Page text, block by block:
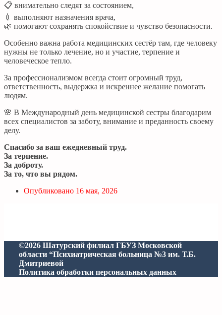
📋 внимательно следят за состоянием,
💉 выполняют назначения врача,
🌿 помогают сохранять спокойствие и чувство безопасности.
Особенно важна работа медицинских сестёр там, где человеку
нужны не только лечение, но и участие, терпение и
человеческое тепло.
За профессионализмом всегда стоит огромный труд,
ответственность, выдержка и искреннее желание помогать
людям.
🌸 В Международный день медицинской сестры благодарим
всех специалистов за заботу, внимание и преданность своему
делу.
Спасибо за ваш ежедневный труд.
За терпение.
За доброту.
За то, что вы рядом.
Опубликовано 16 мая, 2026
©2026 Шатурский филиал ГБУЗ Московской
области “Психиатрическая больница №3 им. Т.Б.
Дмитриевой
Политика обработки персональных данных